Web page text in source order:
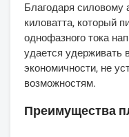
Благодаря силовому
киловатта, который
однофазного тока
удается удерживать
экономичности, не
возможностям.
Преимущества